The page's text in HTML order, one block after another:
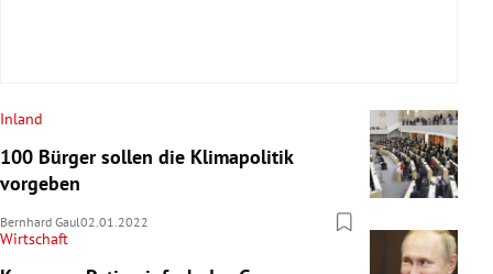
Inland
100 Bürger sollen die Klimapolitik
vorgeben
Bernhard Gaul02.01.2022
Wirtschaft